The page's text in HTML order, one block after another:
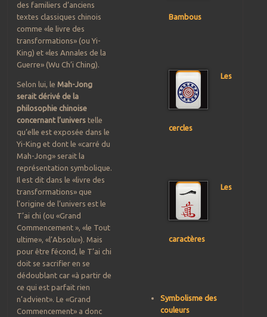
des familiers d’anciens
textes classiques chinois
comme «le livre des
transformations» (ou Yi-
King) et «les Annales de la
Guerre» (Wu Ch’i Ching).
Selon lui, le Mah-Jong
serait dérivé de la
philosophie chinoise
concernant l’univers telle
qu’elle est exposée dans le
Yi-King et dont le «carré du
Mah-Jong» serait la
représentation symbolique.
Il est dit dans le «livre des
transformations» que
l’origine de l’univers est le
T’ai chi (ou «Grand
Commencement », «le Tout
ultime», «l’Absolu»). Mais
pour être fécond, le T’ai chi
doit se sacrifier en se
dédoublant car «à partir de
ce qui est parfait rien
n’advient». Le «Grand
Commencement» a donc
Bambous
Les
cercles
Les
caractères
Symbolisme des
couleurs